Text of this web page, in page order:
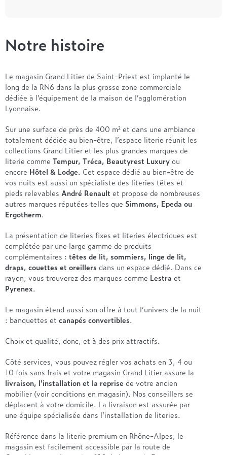
Notre histoire
Le magasin Grand Litier de Saint-Priest est implanté le
long de la RN6 dans la plus grosse zone commerciale
dédiée à l’équipement de la maison de l’agglomération
Lyonnaise.
Sur une surface de près de 400 m² et dans une ambiance
totalement dédiée au bien-être, l’espace literie réunit les
collections Grand Litier et les plus grandes marques de
literie comme Tempur, Tréca, Beautyrest Luxuryou
encore Hôtel & Lodge. Cet espace dédié au bien-être de
vos nuits est aussi un spécialiste des literies têtes et
pieds relevables André Renault et propose de nombreuses
autres marques réputées telles que Simmons, Epeda ou
Ergotherm.
La présentation de literies fixes et literies électriques est
complétée par une large gamme de produits
complémentaires : têtes de lit, sommiers, linge de lit,
draps, couettes et oreillers dans un espace dédié. Dans ce
rayon, vous trouverez des marques comme Lestra et
Pyrenex.
Le magasin étend aussi son offre à tout l’univers de la nuit
: banquettes et canapés convertibles.
Choix et qualité, donc, et à des prix attractifs.
Côté services, vous pouvez régler vos achats en 3, 4 ou
10 fois sans frais et votre magasin Grand Litier assure la
livraison, l’installation et la reprise de votre ancien
mobilier (voir conditions en magasin). Nos conseillers se
déplacent à votre domicile. La livraison est assurée par
une équipe spécialisée dans l’installation de literies.
Référence dans la literie premium en Rhône-Alpes, le
magasin est facilement accessible par la route de